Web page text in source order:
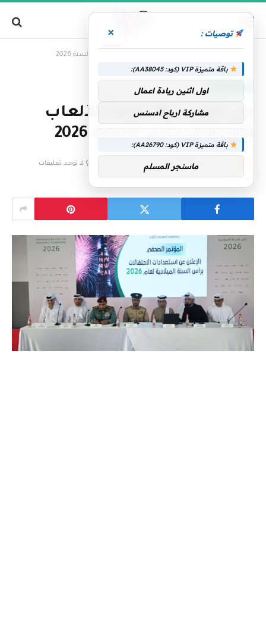
دبي تتزين بـ 48 عرضاً للألعاب
النارية في رأس السنة 2026
فريق التحرير 26 ديسمبر، 2025 لا توجد تعليقات
2 دقائق
توصيات : ×
باقة متميزة VIP (كود: AA38045):
اول اثنين ريادة اعمال
مشاركة ارباح ادسنس
باقة متميزة VIP (كود: AA26790):
ماسنجر المسلم